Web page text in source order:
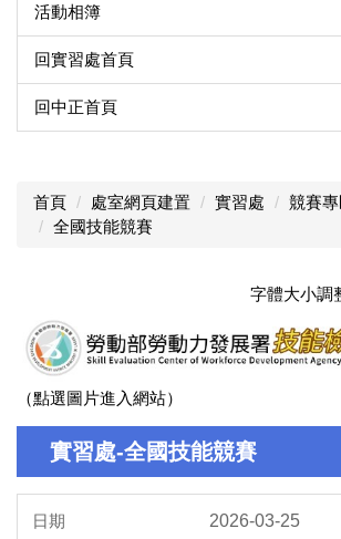
活動相簿
回實習處首頁
回中正首頁
首頁 處室網頁建置 實習處
競賽
全國技能競賽
字體大小調
（點選圖片進入網站）
實習處-全國技能競賽
2026-03-25